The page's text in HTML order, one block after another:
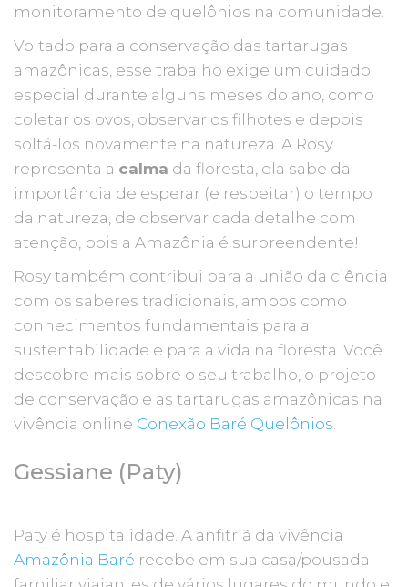
monitoramento de quelônios na comunidade.
Voltado para a conservação das tartarugas
amazônicas, esse trabalho exige um cuidado
especial durante alguns meses do ano, como
coletar os ovos, observar os filhotes e depois
soltá-los novamente na natureza. A Rosy
representa a calma da floresta, ela sabe da
importância de esperar (e respeitar) o tempo
da natureza, de observar cada detalhe com
atenção, pois a Amazônia é surpreendente!
Rosy também contribui para a união da ciência
com os saberes tradicionais, ambos como
conhecimentos fundamentais para a
sustentabilidade e para a vida na floresta. Você
descobre mais sobre o seu trabalho, o projeto
de conservação e as tartarugas amazônicas na
vivência online Conexão Baré Quelônios.
Gessiane (Paty)
Paty é hospitalidade. A anfitriã da vivência
Amazônia Baré recebe em sua casa/pousada